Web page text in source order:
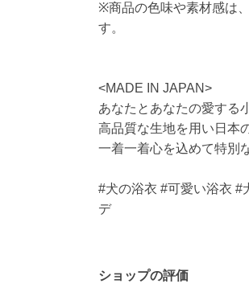
※商品の色味や素材感は
す。
<MADE IN JAPAN>
あなたとあなたの愛する
高品質な生地を用い日本
一着一着心を込めて特別
#犬の浴衣 #可愛い浴衣 #
デ
ショップの評価